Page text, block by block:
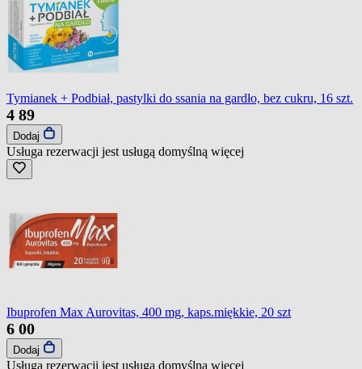
Tymianek + Podbiał, pastylki do ssania na gardło, bez cukru, 16 szt.
4 89
Dodaj
Usługa rezerwacji jest usługą domyślną więcej
Ibuprofen Max Aurovitas, 400 mg, kaps.miękkie, 20 szt
6 00
Dodaj
Usługa rezerwacji jest usługą domyślną więcej